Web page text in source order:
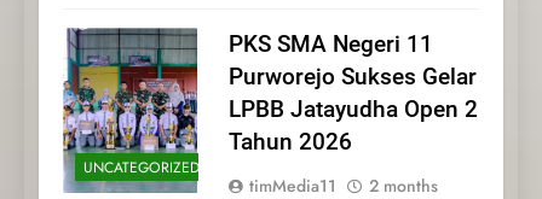
UNCATEGORIZED
PKS SMA Negeri 11
Purworejo Sukses Gelar
LPBB Jatayudha Open 2
Tahun 2026
timMedia11
2 months